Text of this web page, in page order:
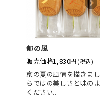
都の風
販売価格1,830円(税込)
京の夏の風情を描きま
らではの美しさと味の
ください..